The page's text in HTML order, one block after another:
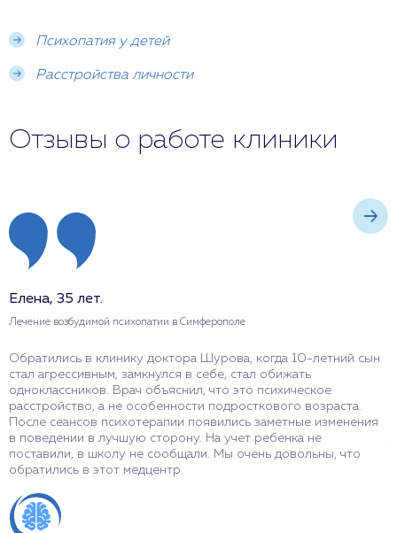
Психопатия у детей
Расстройства личности
Отзывы о работе клиники
Елена, 35 лет.
Лечение возбудимой психопатии в Симферополе
Обратились в клинику доктора Шурова, когда 10-летний сын
стал агрессивным, замкнулся в себе, стал обижать
одноклассников. Врач объяснил, что это психическое
расстройство, а не особенности подросткового возраста.
После сеансов психотерапии появились заметные изменения
в поведении в лучшую сторону. На учет ребенка не
поставили, в школу не сообщали. Мы очень довольны, что
обратились в этот медцентр.